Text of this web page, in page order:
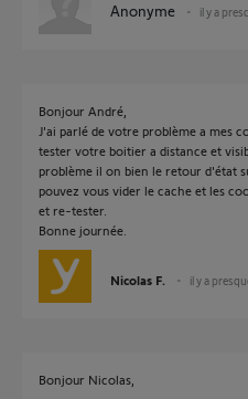
Anonyme il y a
Bonjour André,
J'ai parlé de votre problème a mes
tester votre boitier a distance et
problème il on bien le retour d'état
pouvez vous vider le cache et les
et re-tester.
Bonne journée.
Nicolas F. il y a
Bonjour Nicolas,